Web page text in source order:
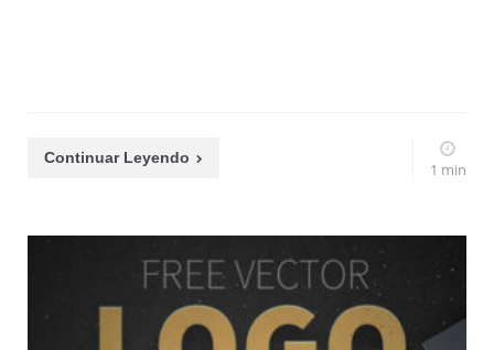
Continuar Leyendo
1 min